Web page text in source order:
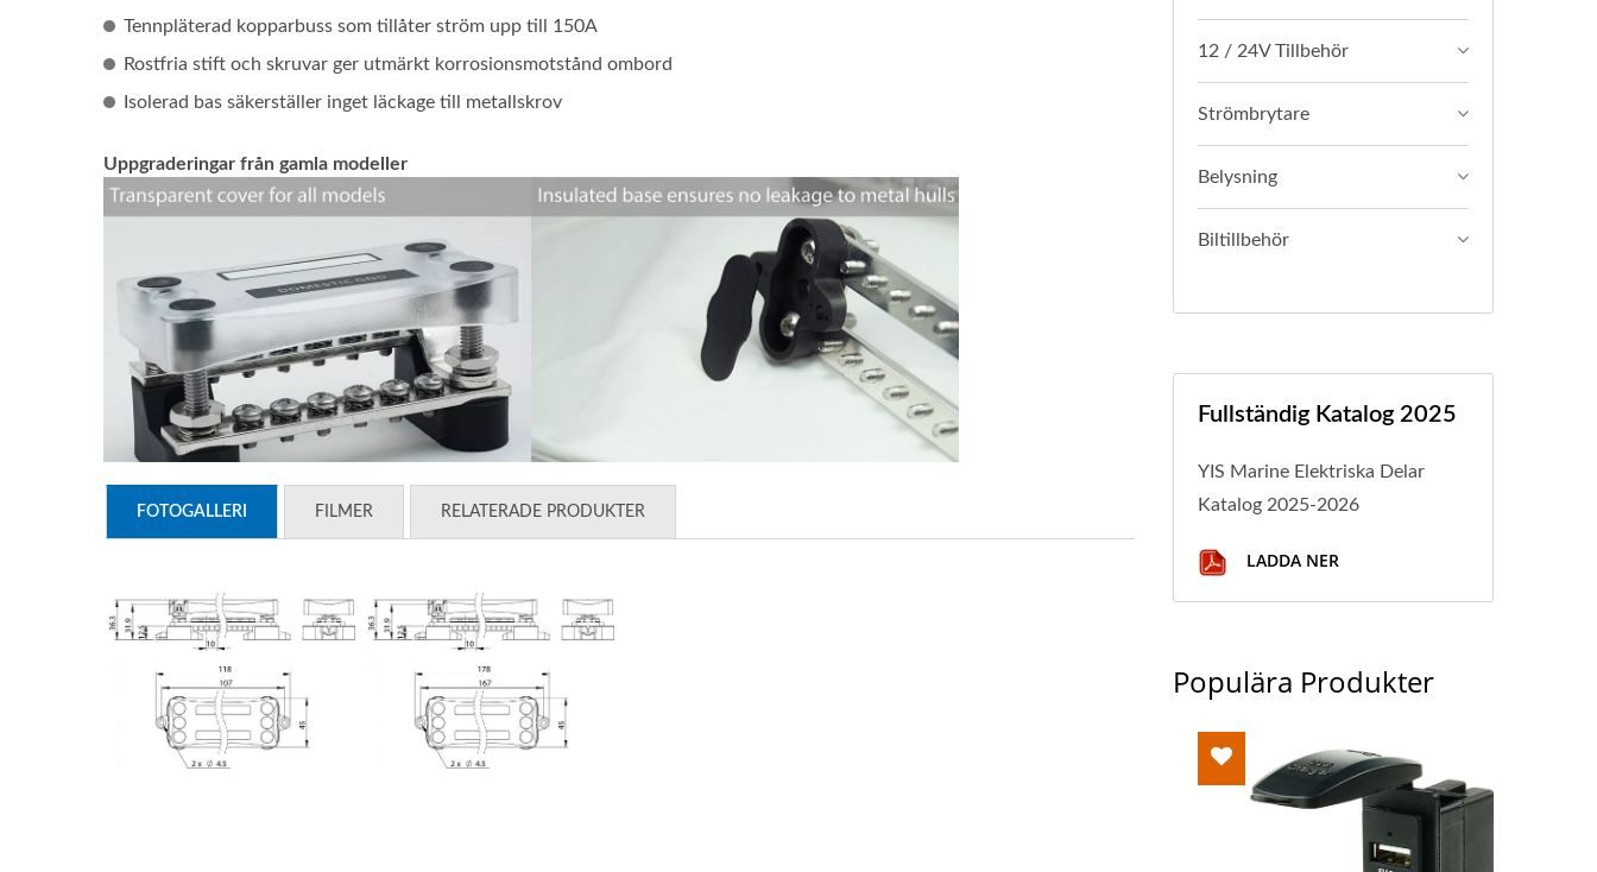
Tennpläterad kopparbuss som tillåter ström upp till 150A
Rostfria stift och skruvar ger utmärkt korrosionsmotstånd ombord
Isolerad bas säkerställer inget läckage till metallskrov
Uppgraderingar från gamla modeller
FOTOGALLERI FILMER RELATERADE PRODUKTER
12 / 24V Tillbehör
Strömbrytare
Belysning
Biltillbehör
Fullständig Katalog 2025
YIS Marine Elektriska Delar
Katalog 2025-2026
LADDA NER
Populära Produkter